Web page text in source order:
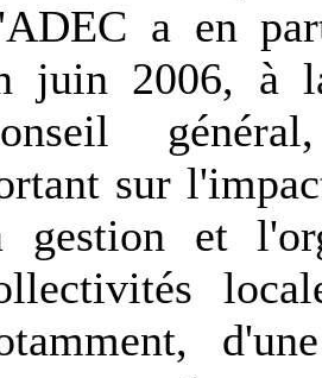
a en
juin 2006, à
sur
gestion et